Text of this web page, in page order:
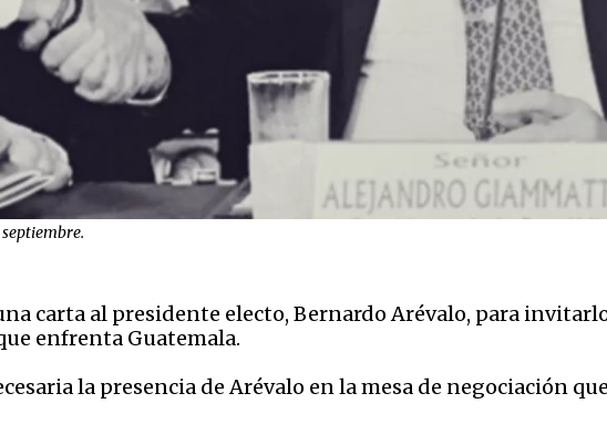
carta al presidente electo, Bernardo Arévalo, para
enfrenta Guatemala.
la presencia de Arévalo en la mesa de negociación